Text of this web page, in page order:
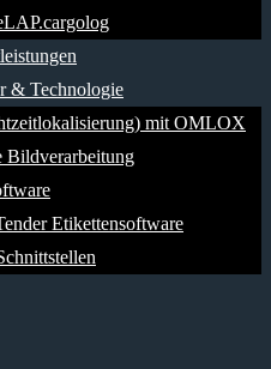
& Technologie
mit OMLOX
Bildverarbeitung
Etikettensoftware